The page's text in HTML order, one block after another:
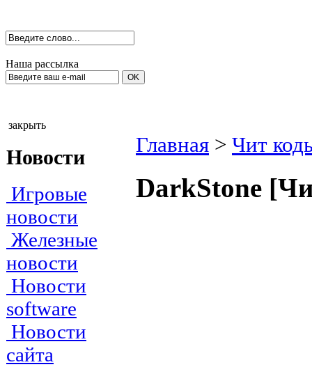
Наша рассылка
закрыть
Новости
Игровые
новости
Железные
новости
Новости
software
Новости
сайта
Главная > Чит
DаrkStоne